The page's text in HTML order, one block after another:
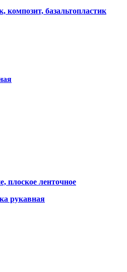
композит, базальтопластик
плоское ленточное
рукавная